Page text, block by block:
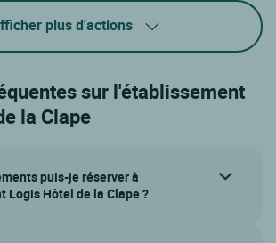
plus d'actions
sur l'établissement
la Clape
puis-je réserver à
Logis Hôtel de la Clape ?